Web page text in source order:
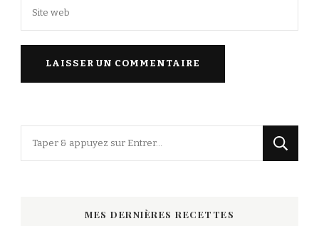
MES DERNIÈRES RECETTES